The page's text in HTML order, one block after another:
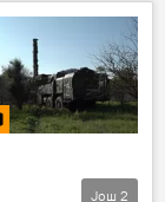
Још 2